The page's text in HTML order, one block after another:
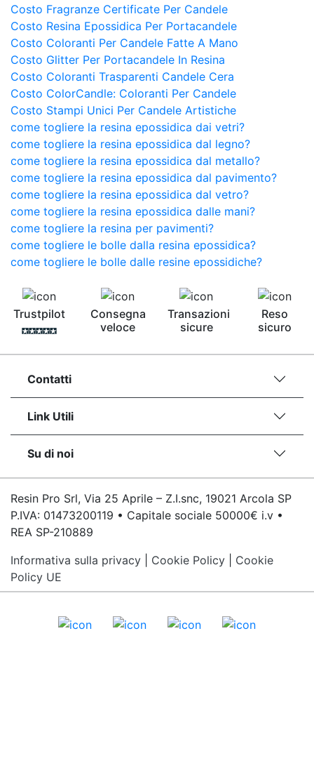
Costo Fragranze Certificate Per Candele
Costo Resina Epossidica Per Portacandele
Costo Coloranti Per Candele Fatte A Mano
Costo Glitter Per Portacandele In Resina
Costo Coloranti Trasparenti Candele Cera
Costo ColorCandle: Coloranti Per Candele
Costo Stampi Unici Per Candele Artistiche
come togliere la resina epossidica dai vetri?
come togliere la resina epossidica dal legno?
come togliere la resina epossidica dal metallo?
come togliere la resina epossidica dal pavimento?
come togliere la resina epossidica dal vetro?
come togliere la resina epossidica dalle mani?
come togliere la resina per pavimenti?
come togliere le bolle dalla resina epossidica?
come togliere le bolle dalle resine epossidiche?
Trustpilot
Consegna
veloce
Transazioni
sicure
Reso
sicuro
Contatti
Link Utili
Su di noi
Resin Pro Srl, Via 25 Aprile – Z.I.snc, 19021 Arcola SP
P.IVA: 01473200119 • Capitale sociale 50000€ i.v •
REA SP-210889
Informativa sulla privacy
Cookie Policy
Cookie
Policy UE